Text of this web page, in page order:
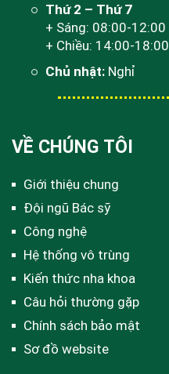
Thứ 2 – Thứ 7
+ Sáng: 08:00-12:00
+ Chiều: 14:00-18:00
Chủ nhật: Nghỉ
VỀ CHÚNG TÔI
Giới thiệu chung
Đội ngũ Bác sỹ
Công nghệ
Hệ thống vô trùng
Kiến thức nha khoa
Câu hỏi thường gặp
Chính sách bảo mật
Sơ đồ website